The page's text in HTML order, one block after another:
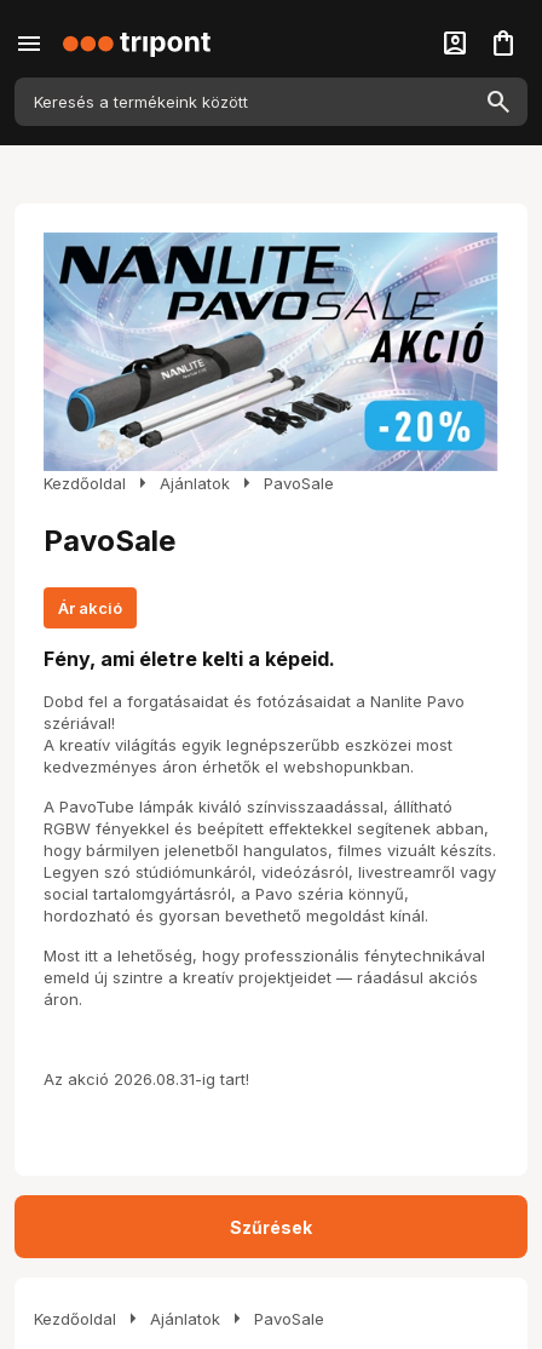
menu account_box shopping_bag
Kezdőoldal arrow_right Ajánlatok arrow_right PavoSale
PavoSale
Ár akció
Fény, ami életre kelti a képeid.
Dobd fel a forgatásaidat és fotózásaidat a Nanlite Pavo
szériával!
A kreatív világítás egyik legnépszerűbb eszközei most
kedvezményes áron érhetők el webshopunkban.
A PavoTube lámpák kiváló színvisszaadással, állítható
RGBW fényekkel és beépített effektekkel segítenek abban,
hogy bármilyen jelenetből hangulatos, filmes vizuált készíts.
Legyen szó stúdiómunkáról, videózásról, livestreamről vagy
social tartalomgyártásról, a Pavo széria könnyű,
hordozható és gyorsan bevethető megoldást kínál.
Most itt a lehetőség, hogy professzionális fénytechnikával
emeld új szintre a kreatív projektjeidet — ráadásul akciós
áron.
Az akció 2026.08.31-ig tart!
Kezdőoldal arrow_right Ajánlatok arrow_right PavoSale
Szűrések